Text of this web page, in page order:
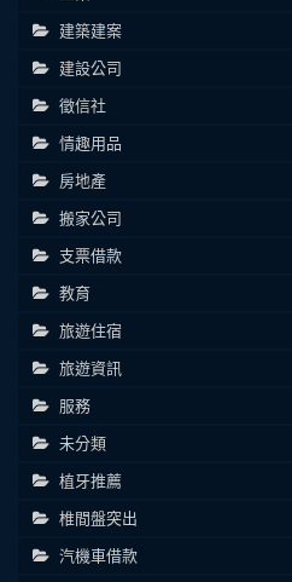
建築建案
建設公司
徵信社
情趣用品
房地產
搬家公司
支票借款
教育
旅遊住宿
旅遊資訊
服務
未分類
植牙推薦
椎間盤突出
汽機車借款